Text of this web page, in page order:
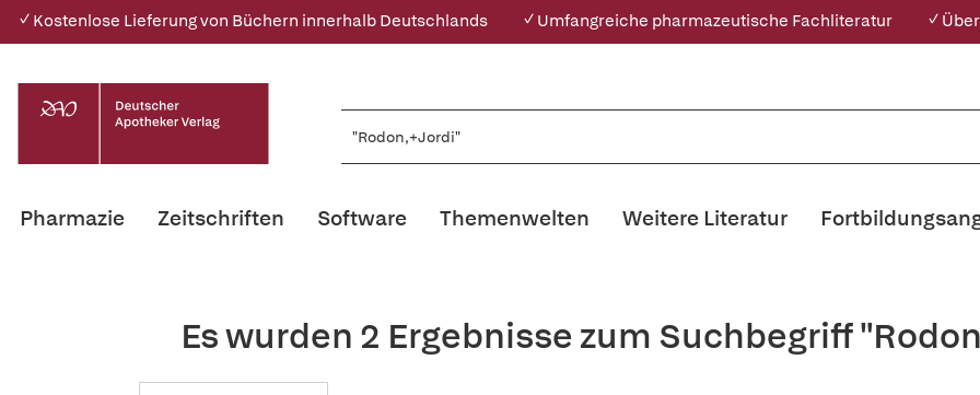
✓ Kostenlose Lieferung von Büchern innerhalb Deutschlands ✓ Umfangreiche pharmazeutische Fachliteratur ✓
Pharmazie Zeitschriften Software Themenwelten Weitere Literatur
Es wurden 2 Ergebnisse zum Suchbegriff